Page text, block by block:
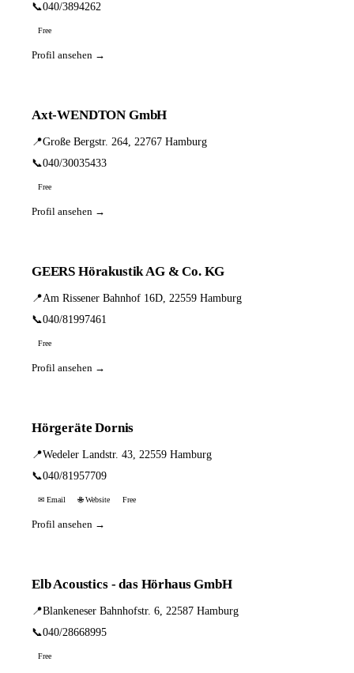
📞040/3894262
Free
Profil ansehen →
Axt-WENDTON GmbH
📍Große Bergstr. 264, 22767 Hamburg
📞040/30035433
Free
Profil ansehen →
GEERS Hörakustik AG & Co. KG
📍Am Rissener Bahnhof 16D, 22559 Hamburg
📞040/81997461
Free
Profil ansehen →
Hörgeräte Dornis
📍Wedeler Landstr. 43, 22559 Hamburg
📞040/81957709
✉ Email 🌐 Website Free
Profil ansehen →
Elb Acoustics - das Hörhaus GmbH
📍Blankeneser Bahnhofstr. 6, 22587 Hamburg
📞040/28668995
Free